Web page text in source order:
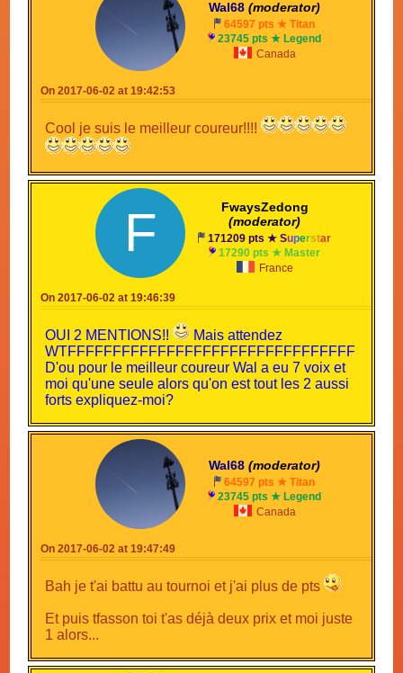
Mentions: Wargor, ElectroRager (1 voix)
Meilleur coureur: Waluigi68
Meilleur créateur de fanfic:
(5 voix)
Mentions: Dimension, SuperCoppin (1 voix)
Le plus populaire: misterskin(3 voix)
Mentions: Wargor, Jasminedu69, FwaysGamer (1
misterskin
Mentions: Gollum93, ElectroRager, FwaysGamer
(1 voix)
En enfin, vous l'attendiez tous:
JOUEUR DE
L'ANNEE!!!
Wal68 (moderator)
64597 pts ★ Titan
23745 pts ★ Legend
Canada
On 2017-06-02 at 19:42:53
Cool je suis le meilleur coureur!!!!
FwaysZedong
(moderator)
F 171209 pts ★Superstar
17290 pts ★ Master
France
On 2017-06-02 at 19:46:39
OUI 2 MENTIONS!!
Mais attendez
WTFFFFFFFFFFFFFFFFFFFFFFFFFFFFFFFF
D'ou pour le meilleur coureur Wal a eu 7 voix et
moi qu'une seule alors qu'on est tout les 2 aussi
forts expliquez-moi?
Wal68 (moderator)
64597 pts ★ Titan
23745 pts ★ Legend
Canada
On 2017-06-02 at 19:47:49
Bah je t'ai battu au tournoi et j'ai plus de pts
Et puis tfasson toi t'as déjà deux prix et moi juste
1 alors...